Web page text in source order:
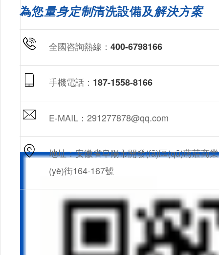
為您量身定制清洗設備及解決方案
全國咨詢熱線： 400-6798166
手機電話： 187-1558-8166
E-MAIL：291277878@qq.com
地址：安徽省阜陽市開發(fā)區(qū)蔣莊商業
(yè)街164-167號